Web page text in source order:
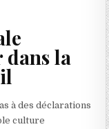
dans la
à des déclarations
culture